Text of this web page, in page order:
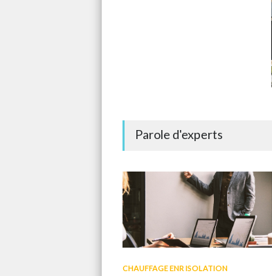
Parole d'experts
CHAUFFAGE ENR ISOLATION